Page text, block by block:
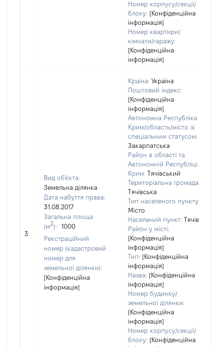
Номер корпусу/секції/
блоку: [Конфіденційна
інформація]
Номер квартири/
кімнати/гаражу:
[Конфіденційна
інформація]
3
Вид об'єкта:
Земельна ділянка
Дата набуття права:
31.08.2017
Загальна площа
(м2):
1000
Реєстраційний
номер (кадастровий
номер для
земельної ділянки):
[Конфіденційна
інформація]
Країна: Україна
Поштовий індекс:
[Конфіденційна
інформація]
Автономна Республіка
Крим/область/місто зі
спеціальним статусом:
Закарпатська
Район в області та
Автономній Республіці
Крим: Тячівський
Територіальна громада:
Тячівська
Тип населеного пункту:
Місто
Населений пункт: Тячів
Район у місті:
[Конфіденційна
інформація]
Тип: [Конфіденційна
інформація]
Назва: [Конфіденційна
інформація]
Номер будинку/
земельної ділянки:
[Конфіденційна
інформація]
Номер корпусу/секції/
блоку: [Конфіденційна